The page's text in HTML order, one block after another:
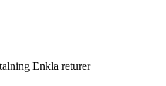
Enkla returer